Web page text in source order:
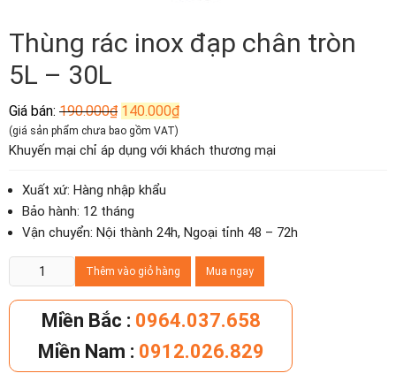
Thùng rác inox đạp chân tròn
5L – 30L
Giá bán: 190.000₫ Giá
gốc
là:
190.000₫.
140.000₫Giá
hiện
là:
(giá sản phẩm chưa bao gồm VAT)
Khuyến mại chỉ áp dụng với khách thương mại
Xuất xứ: Hàng nhập khẩu
Bảo hành: 12 tháng
Vận chuyển: Nội thành 24h, Ngoại tỉnh 48 – 72h
Thùng
rác
inox
tròn
Thêm vào giỏ hàng Mua ngay
Miền Bắc : 0964.037.658
Miền Nam : 0912.026.829